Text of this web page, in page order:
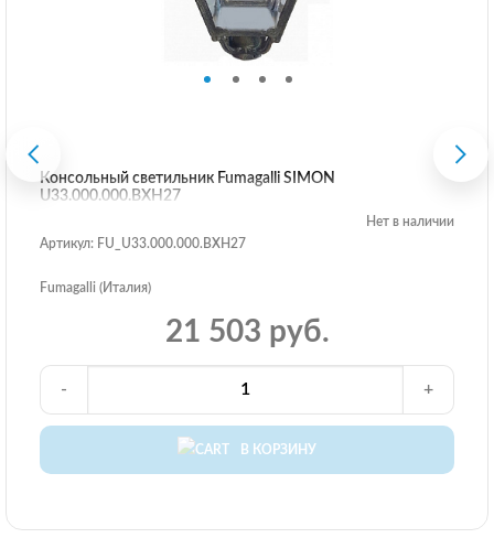
Консольный светильник Fumagalli SIMON
U33.000.000.BXH27
Нет в наличии
Артикул: FU_U33.000.000.BXH27
Fumagalli (Италия)
21 503 руб.
В КОРЗИНУ
- +